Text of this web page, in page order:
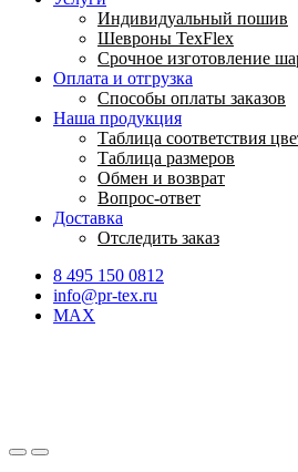
Индивидуальный пошив
Шевроны TexFlex
Срочное изготовление
Оплата и отгрузка
Способы оплаты заказов
Наша продукция
Таблица соответствия
Таблица размеров
Обмен и возврат
Вопрос-ответ
Доставка
Отследить заказ
8 495 150 0812
info@pr-tex.ru
MAX